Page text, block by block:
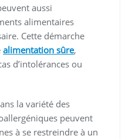
aussi
alimentaires
Cette démarche
alimentation sûre,
d’intolérances ou
la variété des
peuvent
à se restreindre à un